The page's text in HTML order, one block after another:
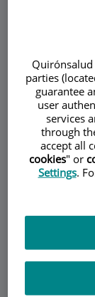
Descripción
Horario
La
parties
guarantee
user
services
through
accept all
cookies" or
Settings.